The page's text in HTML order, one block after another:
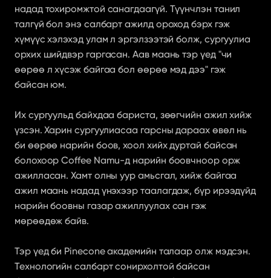
надад тохиромжтой санагдаагүй. Түүнчлэн танил
талгүй бол энэ салбарт ажилд ороход бэрх гэж
хүмүүс хэлэхэд улам л эргэлзээтэй болж, сургуулиа
орхих шийдвэр гаргасан. Аав маань тэр үед "чи
өөрөө л хүсэж байгаа бол өөрөө мэд дээ" гэж
байсан юм.
Их сургуульд байхдаа бариста, зөөгчийн ажил хийж
үзсэн. Харин сургуулиасаа гарсны дараах өвөл нь
би өөрөө нарийн боов, хоол хийх дуртай байсан
болохоор Coffee Namu-д нарийн боовчноор орж
ажилласан. Хамт олны уур амьсгал, хийж байгаа
ажил маань надад үнэхээр таалагдаж, бүр ирээдүйд
нарийн боовны газар ажиллуулах сан гэж
мөрөөдөж байв.
Тэр үед би Pinecone академийн талаар олж мэдсэн.
Технологийн салбарт сонирхолтой байсан